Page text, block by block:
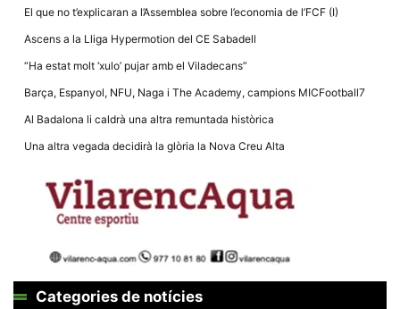
El que no t’explicaran a l’Assemblea sobre l’economia de l’FCF (I)
Ascens a la Lliga Hypermotion del CE Sabadell
“Ha estat molt ‘xulo’ pujar amb el Viladecans”
Barça, Espanyol, NFU, Naga i The Academy, campions MICFootball7
Al Badalona li caldrà una altra remuntada històrica
Una altra vegada decidirà la glòria la Nova Creu Alta
Categories de notícies
web.
Recopilem
dades
estadístiques
anònima d'ús
i la seva
estructura.
Experiència
d'usuari